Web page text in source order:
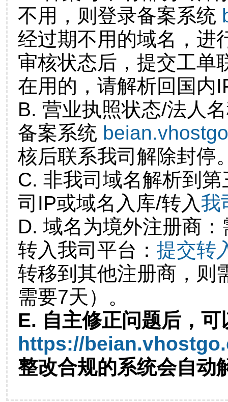
不用，则登录备案系统
经过期不用的域名，进
审核状态后，提交工单
在用的，请解析回国内
B. 营业执照状态/法人
备案系统
核后联系我司解除封停
C. 非我司域名解析到
司IP或域名入库/转入我
D. 域名为境外注册商
转入我司平台： 提交转
转移到其他注册商，则
需要7天）。
E. 自主修正问题后，可
https://
整改合规的系统会自动